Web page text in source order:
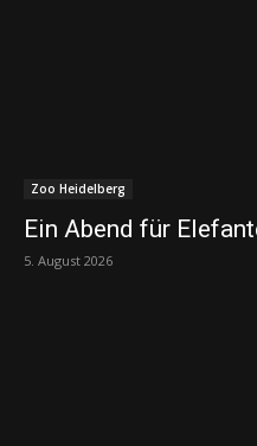
Zoo Heidelberg
Ein Abend für
5. August 2026